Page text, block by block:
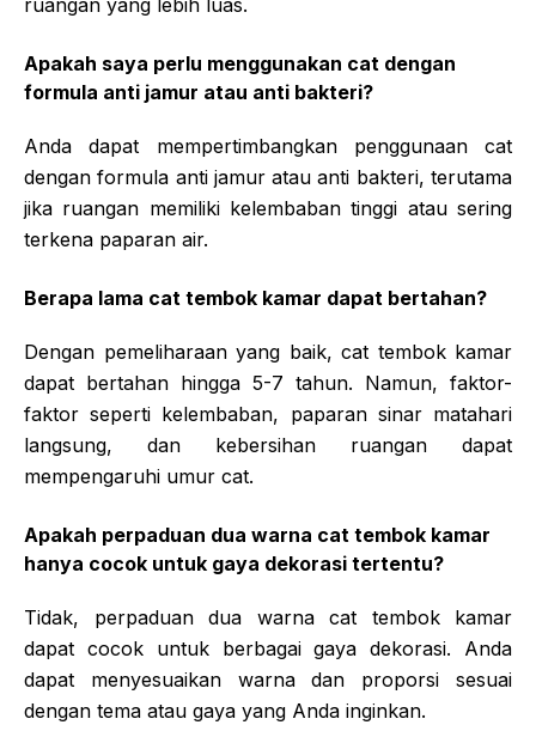
Apakah saya perlu menggunakan cat dengan
formula anti jamur atau anti bakteri?
Anda dapat mempertimbangkan penggunaan cat
dengan formula anti jamur atau anti bakteri, terutama
jika ruangan memiliki kelembaban tinggi atau sering
terkena paparan air.
Berapa lama cat tembok kamar dapat bertahan?
Dengan pemeliharaan yang baik, cat tembok kamar
dapat bertahan hingga 5-7 tahun. Namun, faktor-
faktor seperti kelembaban, paparan sinar matahari
langsung, dan kebersihan ruangan dapat
mempengaruhi umur cat.
Apakah perpaduan dua warna cat tembok kamar
hanya cocok untuk gaya dekorasi tertentu?
Tidak, perpaduan dua warna cat tembok kamar
dapat cocok untuk berbagai gaya dekorasi. Anda
dapat menyesuaikan warna dan proporsi sesuai
dengan tema atau gaya yang Anda inginkan.